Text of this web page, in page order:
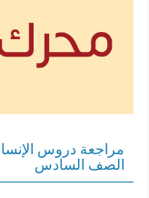
مراجعة دروس
الصف السادس